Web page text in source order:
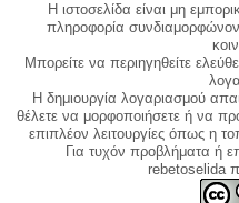
Η ιστοσελίδα είναι μη
πληροφορία
Μπορείτε να περιηγηθείτε
Η δημιουργία λογαριασμού
θέλετε να μορφοποιήσετε ή να
επιπλέον λειτουργίες όπως η
Για τυχόν προβλήματα ή
rebetoselida